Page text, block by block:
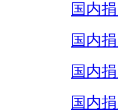
国内
国内
国内
国内